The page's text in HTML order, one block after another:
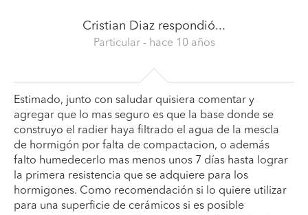
Cristian Diaz respondió...
Particular - hace 10 años
Estimado, junto con saludar quisiera comentar y
agregar que lo mas seguro es que la base donde se
construyo el radier haya filtrado el agua de la mescla
de hormigón por falta de compactacion, o además
falto humedecerlo mas menos unos 7 días hasta lograr
la primera resistencia que se adquiere para los
hormigones. Como recomendación si lo quiere utilizar
para una superficie de cerámicos si es posible